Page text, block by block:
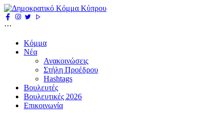
Κόμμα
Νέα
Ανακοινώσεις
Στήλη Προέδρου
Hashtags
Βουλευτές
Βουλευτικές 2026
Επικοινωνία